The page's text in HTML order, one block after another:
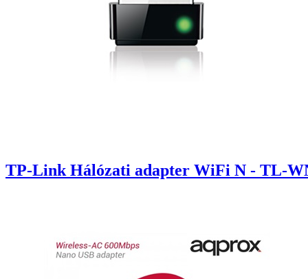
TP-Link Hálózati adapter WiFi N - TL-